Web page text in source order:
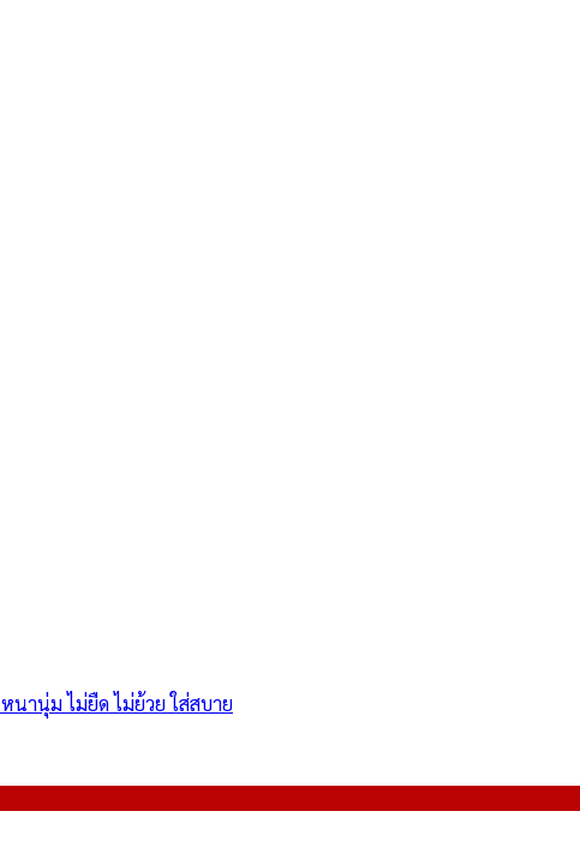
นานุ่ม ไม่ยืด ไม่ย้วย ใส่สบาย